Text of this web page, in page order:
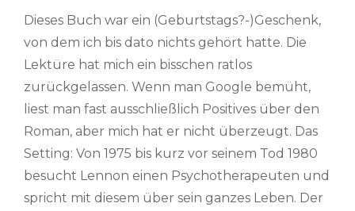
Dieses Buch war ein (Geburtstags?-)Geschenk,
von dem ich bis dato nichts gehört hatte. Die
Lektüre hat mich ein bisschen ratlos
zurückgelassen. Wenn man Google bemüht,
liest man fast ausschließlich Positives über den
Roman, aber mich hat er nicht überzeugt. Das
Setting: Von 1975 bis kurz vor seinem Tod 1980
besucht Lennon einen Psychotherapeuten und
spricht mit diesem über sein ganzes Leben. Der